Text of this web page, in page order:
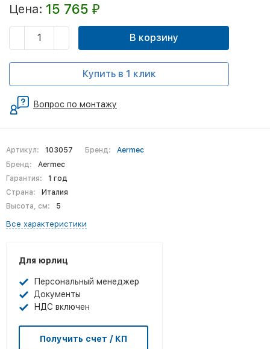
Артикул: 103057 Бренд:
Aermec
Бренд:
Aermec
Гарантия:
1 год
Страна:
Италия
Высота, см:
5
Все характеристики
Для юрлиц
Персональный менеджер
Документы
НДС включен
Получить счет / КП
Цена: 15 765 ₽
В корзину
Купить в 1 клик
Вопрос по монтажу